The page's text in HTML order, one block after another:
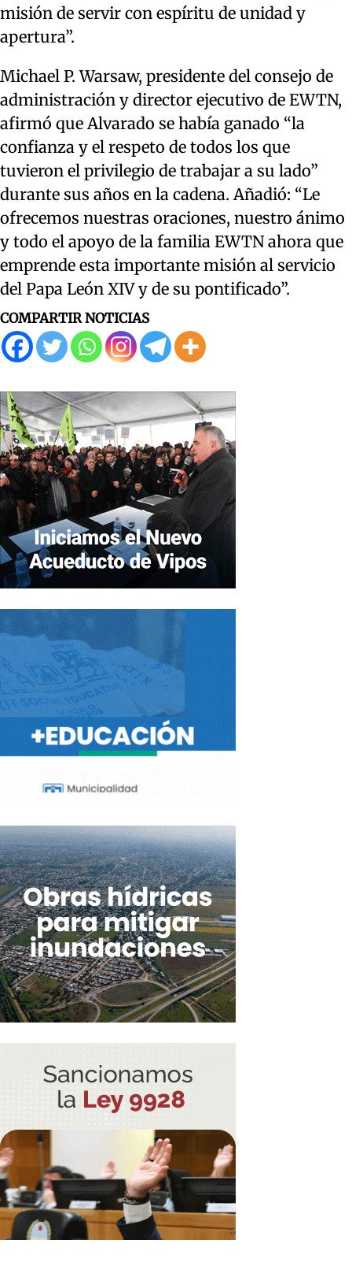
misión de servir con espíritu de unidad y
apertura”.
Michael P. Warsaw, presidente del consejo de
administración y director ejecutivo de EWTN,
afirmó que Alvarado se había ganado “la
confianza y el respeto de todos los que
tuvieron el privilegio de trabajar a su lado”
durante sus años en la cadena. Añadió: “Le
ofrecemos nuestras oraciones, nuestro ánimo
y todo el apoyo de la familia EWTN ahora que
emprende esta importante misión al servicio
del Papa León XIV y de su pontificado”.
COMPARTIR NOTICIAS